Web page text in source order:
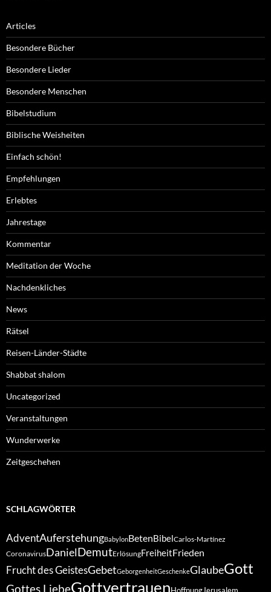
Articles
Besondere Bücher
Besondere Lieder
Besondere Menschen
Bibelstudium
Biblische Weisheiten
Einfach schön!
Empfehlungen
Erlebtes
Jahrestage
Kommentar
Meditation der Woche
Nachdenkliches
News
Rätsel
Reisen-Länder-Städte
Shabbat shalom
Uncategorized
Veranstaltungen
Wunderwerke
Zeitgeschehen
SCHLAGWÖRTER
AdventAuferstehungBabylonBetenBibel Carlos-Martínez
CoronavirusDanielDemutErlösungFreiheitFrieden
Frucht des GeistesGebetGeborgenheitGeschenkeGlaubeGott
Gottes LiebeGottvertrauen